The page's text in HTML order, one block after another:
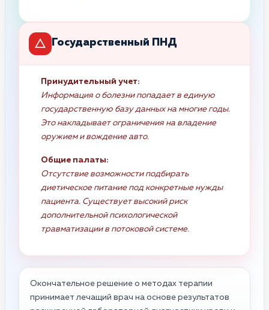
Государственный ПНД
Принудительный учет:
Информация о болезни попадает в единую
государственную базу данных на многие годы.
Это накладывает ограничения на владение
оружием и вождение авто.
Общие палаты:
Отсутствие возможности подбирать
диетическое питание под конкретные нужды
пациента. Существует высокий риск
дополнительной психологической
травматизации в потоковой системе.
Окончательное решение о методах терапии
принимает лечащий врач на основе результатов